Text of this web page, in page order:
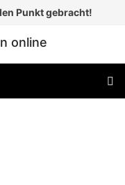
Punkt gebracht!
online